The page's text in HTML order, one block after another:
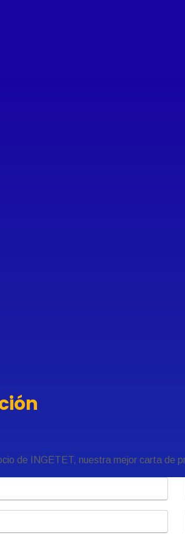
de INGETET, nuestra mejor carta de